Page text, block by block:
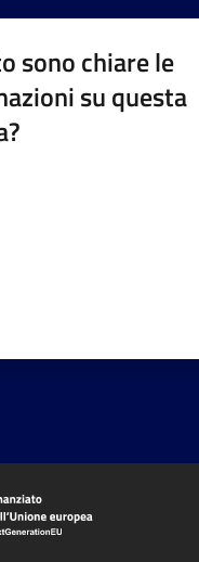
sono chiare le
su questa